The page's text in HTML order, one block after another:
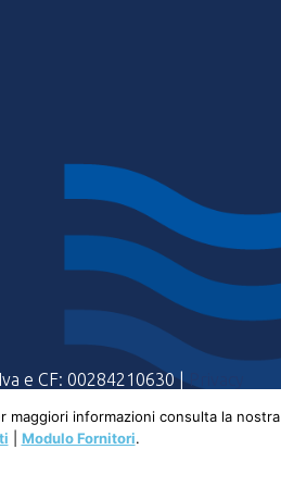
e CF: 00284210630 |Privacy
maggiori informazioni consulta la nostra
Modulo Fornitori.